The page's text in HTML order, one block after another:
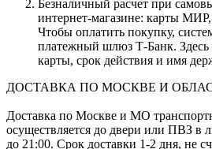
Безналичный расчет при
интернет-магазине: карты
Чтобы оплатить покупку,
платежный шлюз Т-Банк.
карты, срок действия и имя
ДОСТАВКА ПО МОСКВЕ И
Доставка по Москве и МО
осуществляется до двери или ПВЗ в
до 21:00. Срок доставки 1-2 дня, не